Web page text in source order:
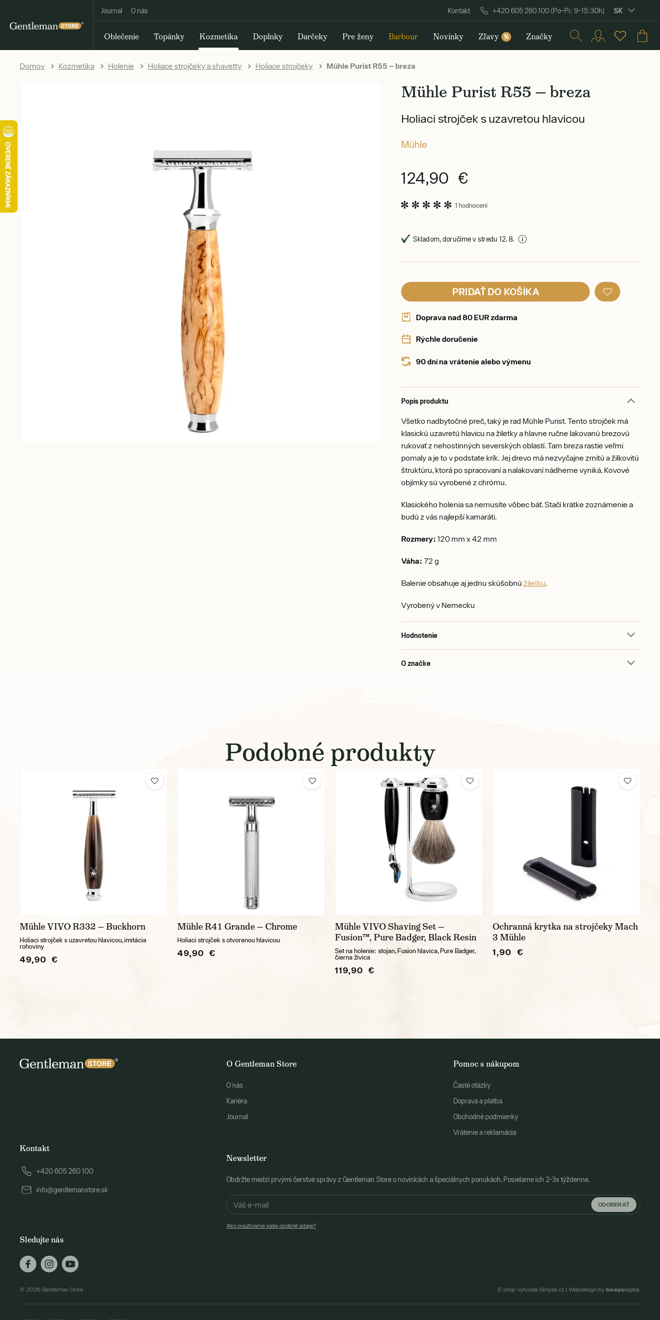
Journal O nás Kontakt +420 605 260 100 (Po–Pi: 9–15:30h) SK
Oblečenie Topánky Kozmetika Doplnky Darčeky Pre ženy Barbour Novinky Zľavy % Značky
Domov Kozmetika Holenie Holiace strojčeky a shavetty Holiace strojčeky Mühle Purist R55 — breza
Mühle Purist R55 — breza
Holiaci strojček s uzavretou hlavicou
Mühle
124,90 €
1 hodnocení
Skladom, doručíme v stredu 12. 8.
PRIDAŤ DO KOŠÍKA
Doprava nad 80 EUR zdarma
Rýchle doručenie
90 dní na vrátenie alebo výmenu
Popis produktu
Všetko nadbytočné preč, taký je rad Mühle Purist. Tento strojček má
klasickú uzavretú hlavicu na žiletky a hlavne ručne lakovanú brezovú
rukovať z nehostinných severských oblastí. Tam breza rastie veľmi
pomaly a je to v podstate krík. Jej drevo má nezvyčajne zrnitú a žilkovitú
štruktúru, ktorá po spracovaní a nalakovaní nádherne vyniká. Kovové
objímky sú vyrobené z chrómu.
Klasického holenia sa nemusíte vôbec báť. Stačí krátke zoznámenie a
budú z vás najlepší kamaráti.
Rozmery: 120 mm x 42 mm
Váha: 72 g
Balenie obsahuje aj jednu skúšobnúžiletku.
Vyrobený v Nemecku
Hodnotenie
O značke
Podobné produkty
Mühle VIVO R332 — Buckhorn
Holiaci strojček s uzavretou hlavicou, imitácia
rohoviny
49,90 €
Mühle R41 Grande — Chrome
Holiaci strojček s otvorenou hlavicou
49,90 €
Mühle VIVO Shaving Set —
Fusion™, Pure Badger, Black Resin
Set na holenie: stojan, Fusion hlavica, Pure Badger,
čierna živica
119,90 €
Ochranná krytka na strojčeky Mach
3 Mühle
1,90 €
O Gentleman Store
O nás
Kariéra
Journal
Pomoc s nákupom
Časté otázky
Doprava a platba
Obchodné podmienky
Vrátenie a reklamácia
Newsletter
Obdržte medzi prvými čerstvé správy z Gentleman Store o novinkách a špeciálnych ponukách. Posielame ich 2-3x týždenne.
ODOBERAŤ
Ako používame vaše osobné údaje?
Kontakt
+420 605 260 100
info@gentlemanstore.sk
Sledujte nás
© 2026 Gentleman Store E-shop vytvorila Simplia.cz | Webdesign by bicepsdigital.